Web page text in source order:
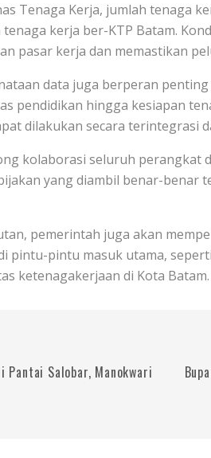
Tenaga Kerja, jumlah tenaga
kerja ber-KTP Batam.
pasar kerja dan memastikan
data juga berperan
pendidikan hingga kesiapan
dilakukan secara terintegrasi
kolaborasi seluruh perangkat
yang diambil benar-benar
pemerintah juga akan
pintu-pintu masuk utama,
ketenagakerjaan di Kota Batam.
Pantai Salobar, Manokwari